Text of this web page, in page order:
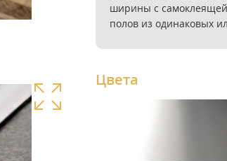
ширины с
полов из одинаковых
Цвета